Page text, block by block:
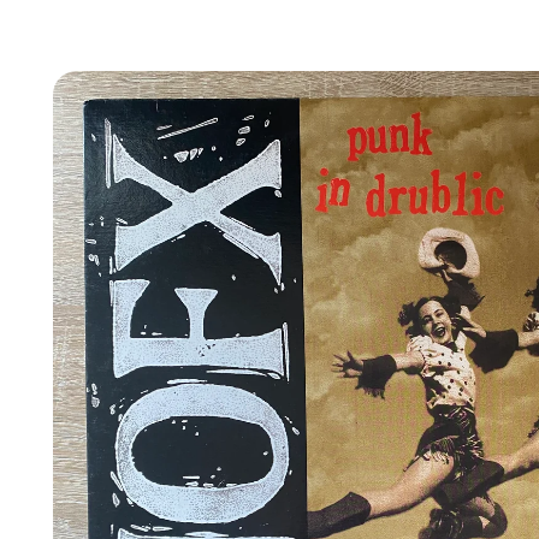
directamente
a la
información
del producto